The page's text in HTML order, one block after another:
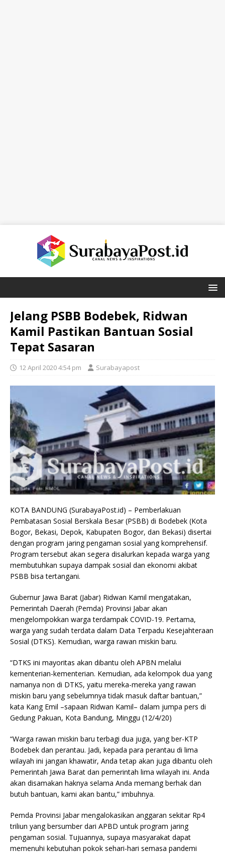
Jelang PSBB Bodebek, Ridwan
Kamil Pastikan Bantuan Sosial
Tepat Sasaran
12 April 2020 4:54 pm Surabayapost
KOTA BANDUNG (SurabayaPost.id) – Pemberlakuan
Pembatasan Sosial Berskala Besar (PSBB) di Bodebek (Kota
Bogor, Bekasi, Depok, Kabupaten Bogor, dan Bekasi) disertai
dengan program jaring pengaman sosial yang komprehensif.
Program tersebut akan segera disalurkan kepada warga yang
membutuhkan supaya dampak sosial dan ekonomi akibat
PSBB bisa tertangani.
Gubernur Jawa Barat (Jabar) Ridwan Kamil mengatakan,
Pemerintah Daerah (Pemda) Provinsi Jabar akan
mengelompokkan warga terdampak COVID-19. Pertama,
warga yang sudah terdata dalam Data Terpadu Kesejahteraan
Sosial (DTKS). Kemudian, warga rawan miskin baru.
“DTKS ini mayoritas akan dibantu oleh APBN melalui
kementerian-kementerian. Kemudian, ada kelompok dua yang
namanya non di DTKS, yaitu mereka-mereka yang rawan
miskin baru yang sebelumnya tidak masuk daftar bantuan,”
kata Kang Emil –sapaan Ridwan Kamil– dalam jumpa pers di
Gedung Pakuan, Kota Bandung, Minggu (12/4/20)
“Warga rawan miskin baru terbagi dua juga, yang ber-KTP
Bodebek dan perantau. Jadi, kepada para perantau di lima
wilayah ini jangan khawatir, Anda tetap akan juga dibantu oleh
Pemerintah Jawa Barat dan pemerintah lima wilayah ini. Anda
akan disamakan haknya selama Anda memang berhak dan
butuh bantuan, kami akan bantu,” imbuhnya.
Pemda Provinsi Jabar mengalokasikan anggaran sekitar Rp4
triliun yang bersumber dari APBD untuk program jaring
pengaman sosial. Tujuannya, supaya masyarakat dapat
memenuhi kebutuhan pokok sehari-hari semasa pandemi